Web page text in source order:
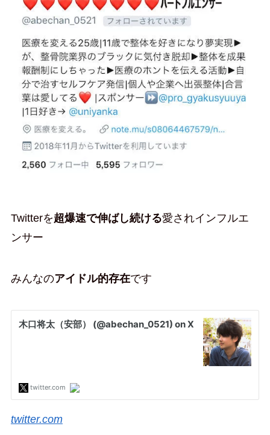
Twitterを超爆速で伸ばし続ける愛されインフルエ
ンサー
みんなのアイドル的存在です
twitter.com